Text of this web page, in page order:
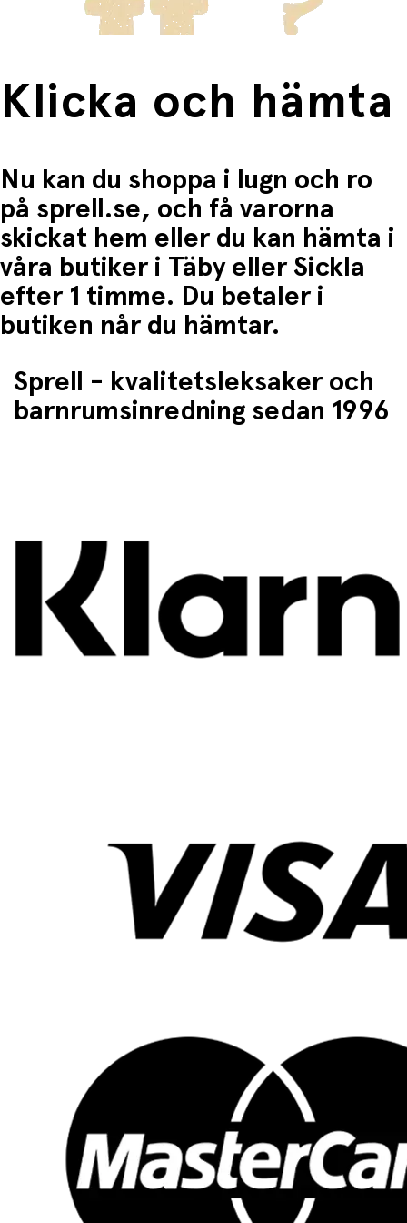
Klicka och hämta
Nu kan du shoppa i lugn och ro
på sprell.se, och få varorna
skickat hem eller du kan hämta i
våra butiker i Täby eller Sickla
efter 1 timme. Du betaler i
butiken når du hämtar.
Sprell - kvalitetsleksaker och
barnrumsinredning sedan 1996